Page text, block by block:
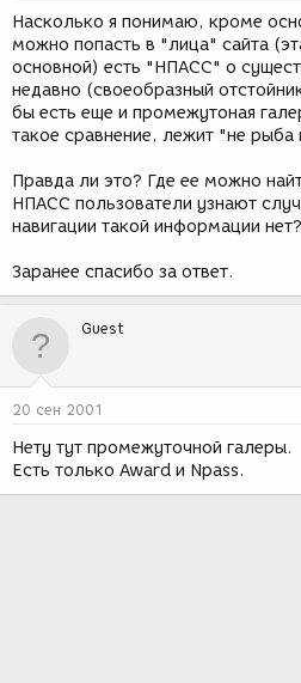
и
я
Насколько я понимаю, кроме
можно попасть в "лица" сайта
основной) есть "НПАСС" о
недавно (своеобразный
бы есть еще и промежутоная
такое сравнение, лежит "не рыба
Правда ли это? Где ее можно
НПАСС пользователи узнают
навигации такой информации нет?
Заранее спасибо за ответ.
Guest
20 сен 2001
Нету тут промежуточной галеры.
Есть только Award и Npass.